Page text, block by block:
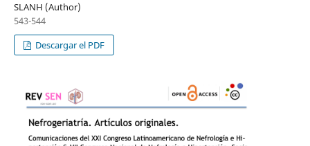
SLANH (Author)
543-544
Descargar el PDF